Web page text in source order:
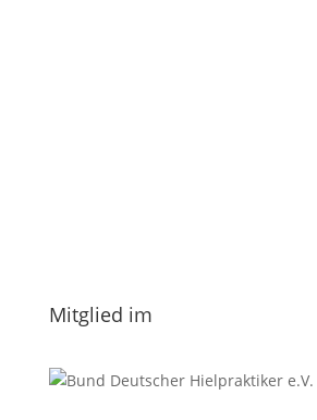
Mitglied im